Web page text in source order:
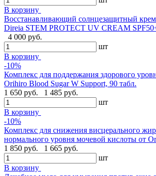
В корзину
Восстанавливающий солнцезащитный
Direia STEM PROTECT UV CREAM
4 000 руб.
шт
В корзину
-10%
Комплекс для поддержания здорового
Orihiro Blood Sugar W Support, 90 табл.
1 650 руб.
1 485 руб.
шт
В корзину
-10%
Комплекс для снижения висцерального
нормального уровня мочевой кислоты от
1 850 руб.
1 665 руб.
шт
В корзину